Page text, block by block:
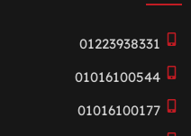
01223938331
01016100544
01016100177